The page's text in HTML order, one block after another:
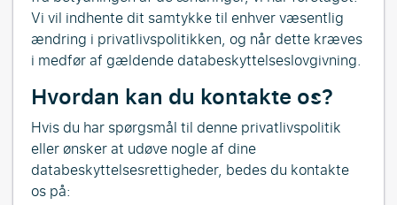
Vi vil indhente dit samtykke til enhver væsentlig
ændring i privatlivspolitikken, og når dette kræves
i medfør af gældende databeskyttelseslovgivning.
Hvordan kan du kontakte os?
Hvis du har spørgsmål til denne privatlivspolitik
eller ønsker at udøve nogle af dine
databeskyttelsesrettigheder, bedes du kontakte
os på: